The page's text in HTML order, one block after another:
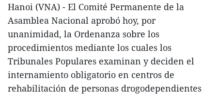
Hanoi (VNA) - El Comité Permanente de la
Asamblea Nacional aprobó hoy, por
unanimidad, la Ordenanza sobre los
procedimientos mediante los cuales los
Tribunales Populares examinan y deciden el
internamiento obligatorio en centros de
rehabilitación de personas drogodependientes